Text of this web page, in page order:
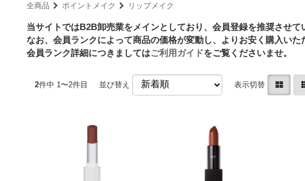
全商品 ポイントメイク リップメイク
当サイトではB2B卸売業をメインとしており、会員登録を推奨させて
なお、会員ランクによって商品の価格が変動し、よりお安く購入いた
会員ランク詳細につきましてはご利用ガイドをご覧くださいませ。
2件中 1〜2件目 並び替え 表示切替